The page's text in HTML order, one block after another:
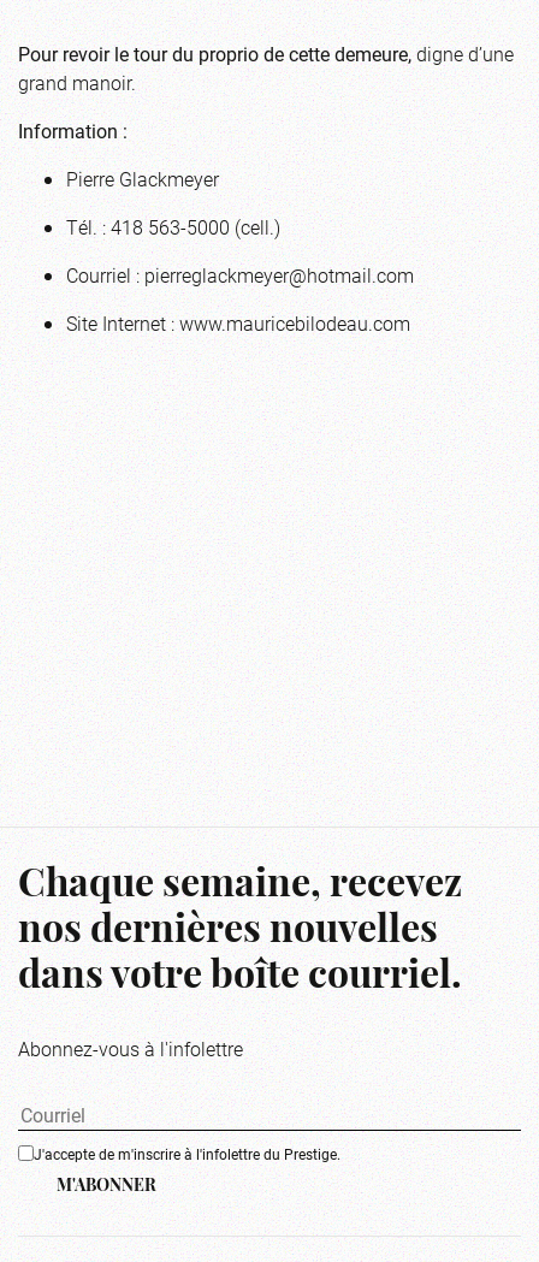
Pour revoir le tour du proprio de cette demeure,digne d’une
grand manoir.
Information :
Pierre Glackmeyer
Tél. : 418 563-5000 (cell.)
Courriel :pierreglackmeyer@hotmail.com
Site Internet : www.mauricebilodeau.com
Chaque semaine, recevez
nos dernières nouvelles
dans votre boîte courriel.
Abonnez-vous à l'infolettre
J'accepte de m'inscrire à l'infolettre du Prestige.
M'ABONNER